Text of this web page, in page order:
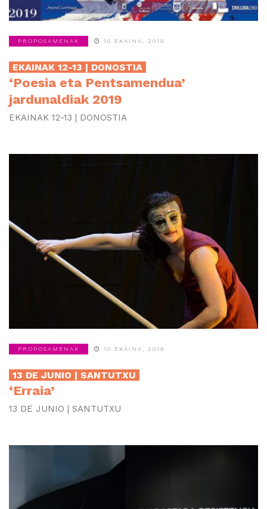
PROPOSAMENAK 10 EKAINA, 2019
EKAINAK 12-13 | DONOSTIA
‘Poesia eta Pentsamendua’
jardunaldiak 2019
EKAINAK 12-13 | DONOSTIA
PROPOSAMENAK 10 EKAINA, 2019
13 DE JUNIO | SANTUTXU
‘Erraia’
13 DE JUNIO | SANTUTXU